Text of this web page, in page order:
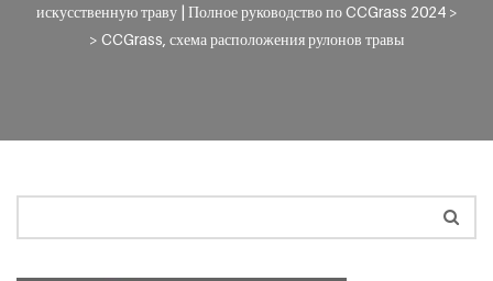
искусственную траву | Полное руководство по CCGrass 2024>
> CCGrass, схема расположения рулонов травы